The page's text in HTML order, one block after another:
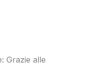
Grazie alle